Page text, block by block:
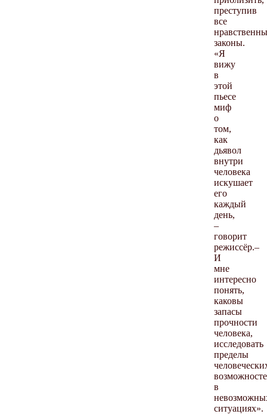
преступив
все
законы.
«Я
вижу
в
этой
пьесе
миф
о
том,
как
дьявол
внутри
человека
искушает
его
каждый
день,
–
говорит
режиссёр.–
И
мне
интересно
понять,
каковы
запасы
прочности
человека,
исследовать
пределы
в
ситуациях».